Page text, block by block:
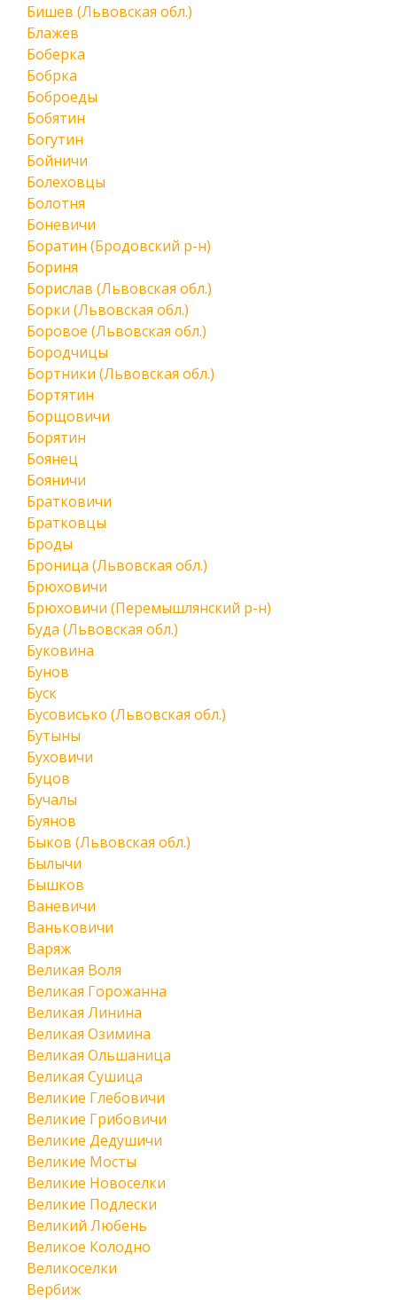
Бишев (Львовская обл.)
Блажев
Боберка
Бобрка
Боброеды
Бобятин
Богутин
Бойничи
Болеховцы
Болотня
Боневичи
Боратин (Бродовский р-н)
Бориня
Борислав (Львовская обл.)
Борки (Львовская обл.)
Боровое (Львовская обл.)
Бородчицы
Бортники (Львовская обл.)
Бортятин
Борщовичи
Борятин
Боянец
Бояничи
Братковичи
Братковцы
Броды
Броница (Львовская обл.)
Брюховичи
Брюховичи (Перемышлянский р-н)
Буда (Львовская обл.)
Буковина
Бунов
Буск
Бусовисько (Львовская обл.)
Бутыны
Буховичи
Буцов
Бучалы
Буянов
Быков (Львовская обл.)
Былычи
Бышков
Ваневичи
Ваньковичи
Варяж
Великая Воля
Великая Горожанна
Великая Линина
Великая Озимина
Великая Ольшаница
Великая Сушица
Великие Глебовичи
Великие Грибовичи
Великие Дедушичи
Великие Мосты
Великие Новоселки
Великие Подлески
Великий Любень
Великое Колодно
Великоселки
Вербиж